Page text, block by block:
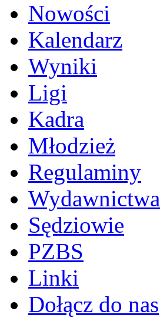
Nowości
Kalendarz
Wyniki
Ligi
Kadra
Młodzież
Regulaminy
Wydawnictwa
Sędziowie
PZBS
Linki
Dołącz do nas